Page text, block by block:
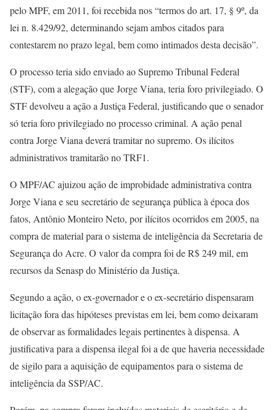
pelo MPF, em 2011, foi recebida nos “termos do art. 17, § 9º, da
lei n. 8.429/92, determinando sejam ambos citados para
contestarem no prazo legal, bem como intimados desta decisão”.
O processo teria sido enviado ao Supremo Tribunal Federal
(STF), com a alegação que Jorge Viana, teria foro privilegiado. O
STF devolveu a ação a Justiça Federal, justificando que o senador
só teria foro privilegiado no processo criminal. A ação penal
contra Jorge Viana deverá tramitar no supremo. Os ilícitos
administrativos tramitarão no TRF1.
O MPF/AC ajuizou ação de improbidade administrativa contra
Jorge Viana e seu secretário de segurança pública à época dos
fatos, Antônio Monteiro Neto, por ilícitos ocorridos em 2005, na
compra de material para o sistema de inteligência da Secretaria de
Segurança do Acre. O valor da compra foi de R$ 249 mil, em
recursos da Senasp do Ministério da Justiça.
Segundo a ação, o ex-governador e o ex-secretário dispensaram
licitação fora das hipóteses previstas em lei, bem como deixaram
de observar as formalidades legais pertinentes à dispensa. A
justificativa para a dispensa ilegal foi a de que haveria necessidade
de sigilo para a aquisição de equipamentos para o sistema de
inteligência da SSP/AC.